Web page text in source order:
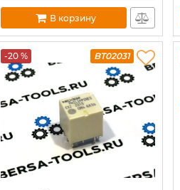
В корзину
-20 % BT02031